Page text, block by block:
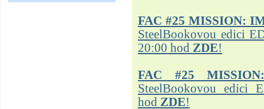
FAC #25 MISSION:
SteelBookovou edici
20:00 hod ZDE!
FAC #25
SteelBookovou edici
hod ZDE!